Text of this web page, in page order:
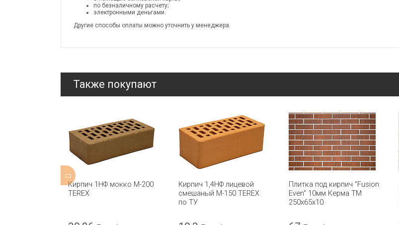
по безналичному расчету;
электронными деньгами.
Другие способы оплаты можно уточнить у менеджера.
Также покупают
Кирпич 1НФ мокко М-200
TEREX
Кирпич 1,4НФ лицевой
смешаный М-150 TEREX
по ТУ
Плитка под кирпич "Fusion
Even" 10мм Керма ТМ
250х65х10